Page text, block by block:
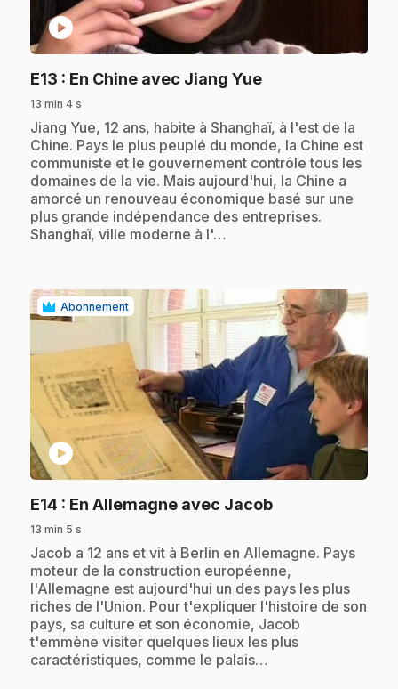
play_circle
E13 : En Chine avec Jiang Yue.
13 min 4 s
.Jiang Yue, 12 ans, habite à Shanghaï, à l'est de la
Chine. Pays le plus peuplé du monde, la Chine est
communiste et le gouvernement contrôle tous les
domaines de la vie. Mais aujourd'hui, la Chine a
amorcé un renouveau économique basé sur une
plus grande indépendance des entreprises.
Shanghaï, ville moderne à l'…
Abonnement
play_circle
E14 : En Allemagne avec Jacob.
13 min 5 s
.Jacob a 12 ans et vit à Berlin en Allemagne. Pays
moteur de la construction européenne,
l'Allemagne est aujourd'hui un des pays les plus
riches de l'Union. Pour t'expliquer l'histoire de son
pays, sa culture et son économie, Jacob
t'emmène visiter quelques lieux les plus
caractéristiques, comme le palais…